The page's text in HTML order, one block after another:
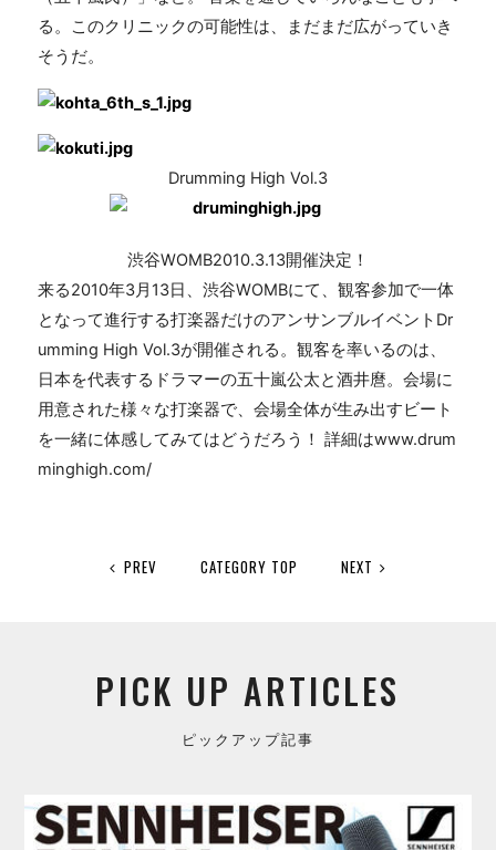
る。このクリニックの可能性は、まだまだ広がっていき
そうだ。
Drumming High Vol.3
渋谷WOMB2010.3.13開催決定！
来る2010年3月13日、渋谷WOMBにて、観客参加で一体
となって進行する打楽器だけのアンサンブルイベントDr
umming High Vol.3が開催される。観客を率いるのは、
日本を代表するドラマーの五十嵐公太と酒井麿。会場に
用意された様々な打楽器で、会場全体が生み出すビート
を一緒に体感してみてはどうだろう！ 詳細はwww.drum
minghigh.com/
PREV CATEGORY TOP NEXT
PICK UP ARTICLES
ピックアップ記事